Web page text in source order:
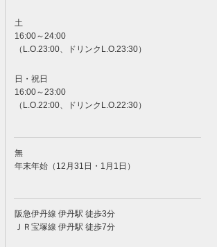
土
16:00～24:00
（L.O.23:00、ドリンクL.O.23:30）
日・祝日
16:00～23:00
（L.O.22:00、ドリンクL.O.22:30）
無
年末年始（12月31日・1月1日）
阪急伊丹線 伊丹駅 徒歩3分
ＪＲ宝塚線 伊丹駅 徒歩7分